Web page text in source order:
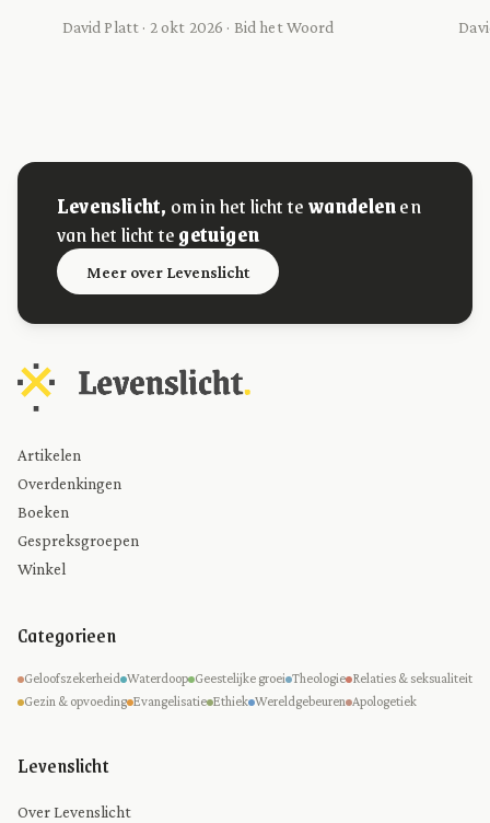
David Platt · 2 okt 2026 · Bid het Woord
Levenslicht, om in het licht tewandelenen
van het licht tegetuigen
Meer over Levenslicht
Artikelen
Overdenkingen
Boeken
Gespreksgroepen
Winkel
Categorieen
Geloofszekerheid Waterdoop Geestelijke groei Theologie Relaties & seksualiteit
Gezin & opvoeding Evangelisatie Ethiek Wereldgebeuren Apologetiek
Levenslicht
Over Levenslicht